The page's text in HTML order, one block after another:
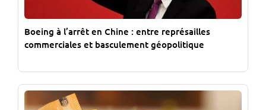
Boeing à l’arrêt en Chine : entre représailles
commerciales et basculement géopolitique